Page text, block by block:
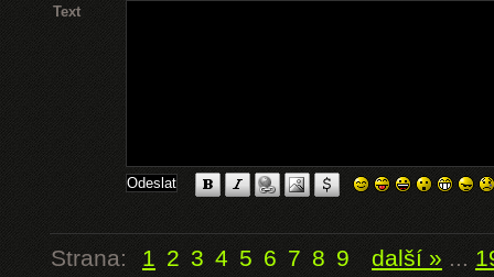
Text
Strana: 1 2 3 4 5 6 7 8 9 další » ...